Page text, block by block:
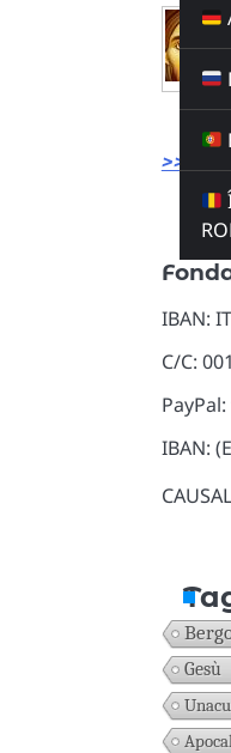
>>>
IBAN:
C/C:
IBAN:
Gesù